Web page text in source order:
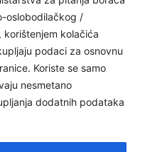
oslobodilačkog /
kolačića
podaci za osnovnu
Koriste se samo
nesmetano
dodatnih podataka
osiguranje